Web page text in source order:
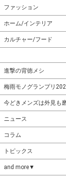
ファッション
ホーム/インテリア
カルチャー/フード
進撃の背徳メシ
梅雨モノグランプリ
今どきメンズは外見も
ニュース
コラム
トピックス
and more▼